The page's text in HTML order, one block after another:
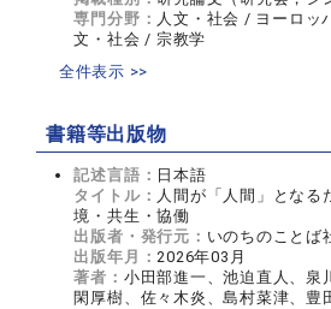
専門分野： 人文・社会 / ヨーロッ
文・社会 / 宗教学
全件表示 >>
書籍等出版物
記述言語： 日本語
タイトル： 人間が「人間」となる
境・共生・協働
出版者・発行元： いのちのことば
出版年月：2026年03月
著者： 小田部進一、池迫直人、泉
閑厚樹、佐々木炎、島村菜津、豊